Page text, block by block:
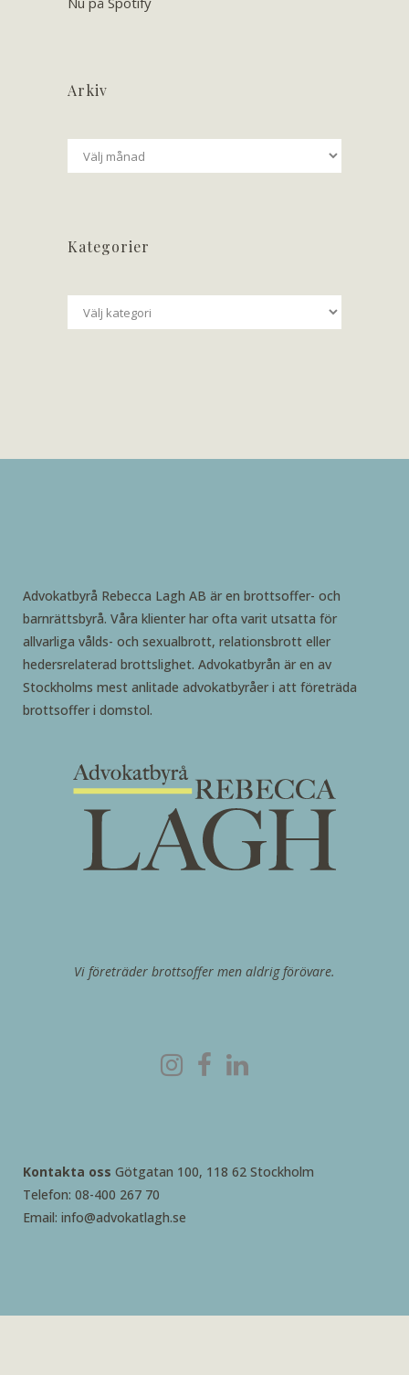
Arkiv
Arkiv
Kategorier
Kategorier
Advokatbyrå Rebecca Lagh AB är en brottsoffer- och
barnrättsbyrå. Våra klienter har ofta varit utsatta för
allvarliga vålds- och sexualbrott, relationsbrott eller
hedersrelaterad brottslighet. Advokatbyrån är en av
Stockholms mest anlitade advokatbyråer i att företräda
brottsoffer i domstol.
Vi företräder brottsoffer men aldrig förövare.
Kontakta oss Götgatan 100, 118 62 Stockholm
Telefon: 08-400 267 70
Email: info@advokatlagh.se